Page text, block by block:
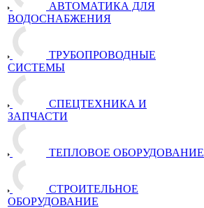
АВТОМАТИКА ДЛЯ
ВОДОСНАБЖЕНИЯ
ТРУБОПРОВОДНЫЕ
СИСТЕМЫ
СПЕЦТЕХНИКА И
ЗАПЧАСТИ
ТЕПЛОВОЕ ОБОРУДОВАНИЕ
СТРОИТЕЛЬНОЕ
ОБОРУДОВАНИЕ